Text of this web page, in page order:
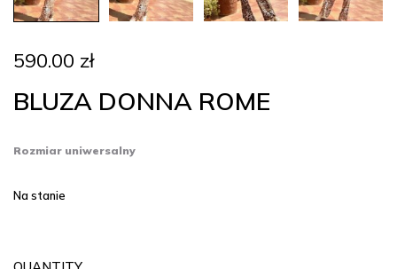
590.00 zł
BLUZA DONNA ROME
Rozmiar uniwersalny
Na stanie